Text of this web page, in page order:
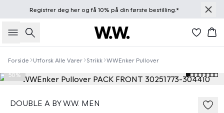
Registrer deg herog få 10% på din første bestilling.*
Søk
Forside Utforsk Alle Varer Strikk WWEnker Pullover
50%
DOUBLE A BY W.W. MEN